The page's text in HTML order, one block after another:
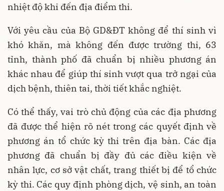
nhiệt độ khi đến địa điểm thi.
Với yêu cầu của Bộ GD&ĐT không để thí sinh vì
khó khăn, mà không đến được trường thi, 63
tỉnh, thành phố đã chuẩn bị nhiều phương án
khác nhau để giúp thí sinh vượt qua trở ngại của
dịch bệnh, thiên tai, thời tiết khắc nghiệt.
Có thể thấy, vai trò chủ động của các địa phương
đã được thể hiện rõ nét trong các quyết định về
phương án tổ chức kỳ thi trên địa bàn. Các địa
phương đã chuẩn bị đầy đủ các điều kiện về
nhân lực, cơ sở vật chất, trang thiết bị để tổ chức
kỳ thi. Các quy định phòng dịch, vệ sinh, an toàn